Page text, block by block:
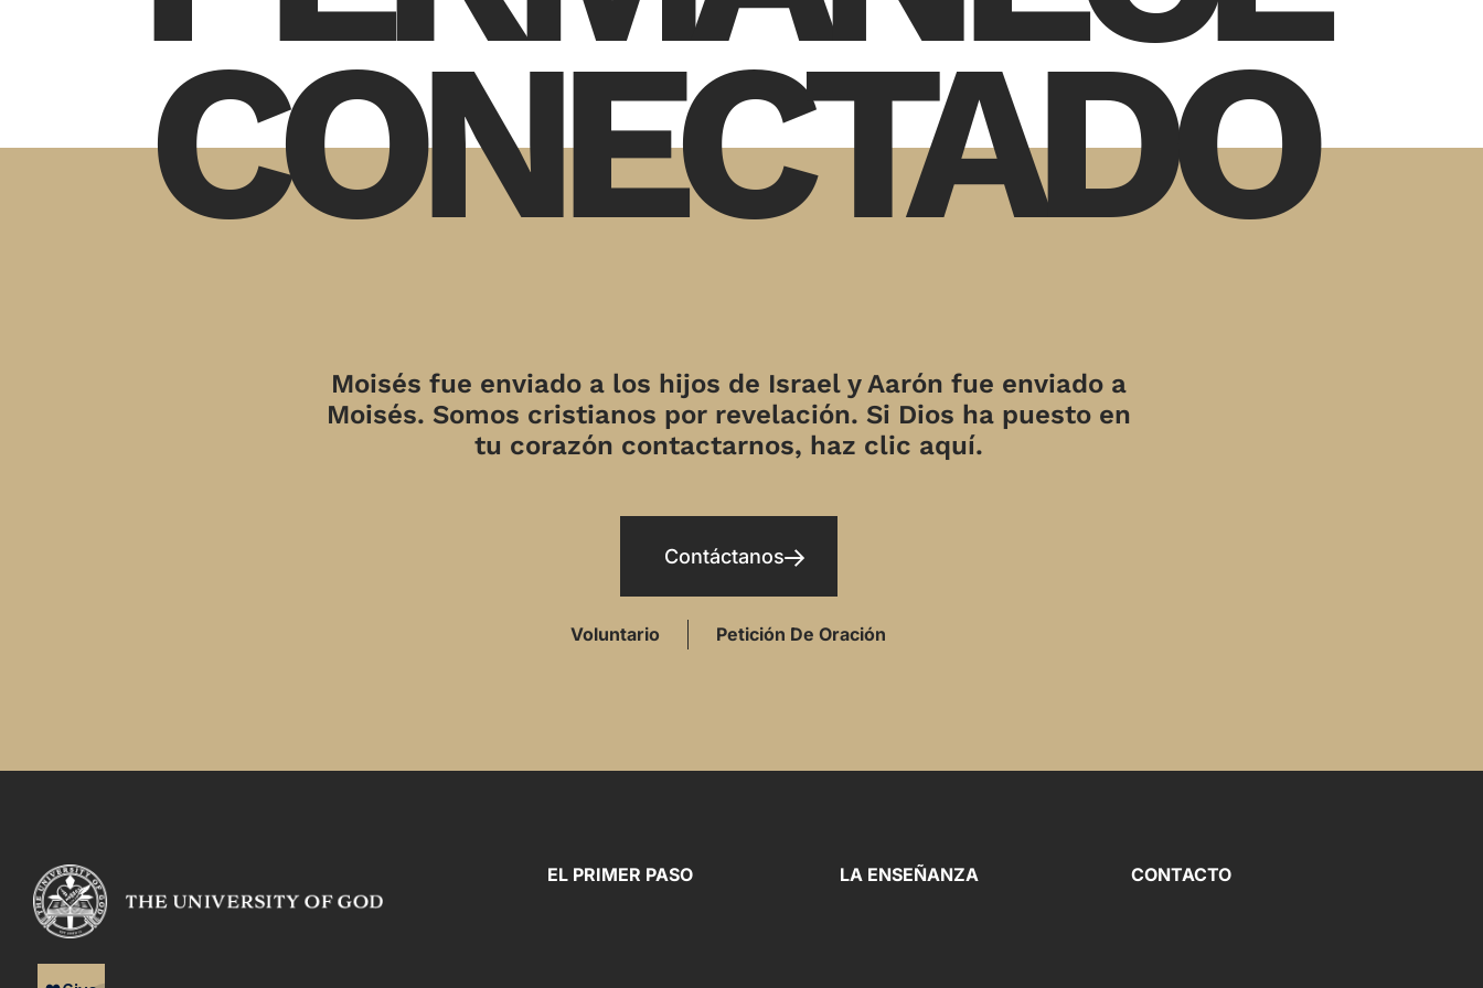
CONECTADO
Moisés fue enviado a los hijos de Israel y Aarón fue enviado a
Moisés. Somos cristianos por revelación. Si Dios ha puesto en
tu corazón contactarnos, haz clic aquí.
Contáctanos
Voluntario Petición De Oración
EL PRIMER PASO LA ENSEÑANZA CONTACTO